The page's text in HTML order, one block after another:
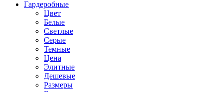
Гардеробные
Цвет
Белые
Светлые
Серые
Темные
Цена
Элитные
Дешевые
Размеры